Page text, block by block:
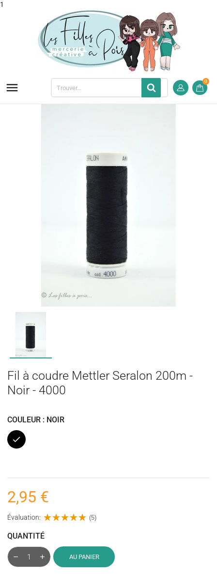
1
 0
Fil à coudre Mettler Seralon 200m -
Noir - 4000
COULEUR : NOIR
Noir
2,95 €
Évaluation: (5)
QUANTITÉ
AU PANIER